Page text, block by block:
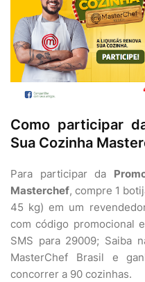
Como participar
Sua Cozinha
Para participar da
Masterchef, compre 1
45 kg) em um
com código promocional
SMS para 29009; Saiba
MasterChef Brasil e
concorrer a 90 cozinhas.